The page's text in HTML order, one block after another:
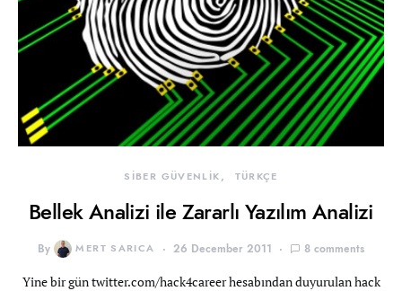
SİBER GÜVENLİK TÜRKÇE
Bellek Analizi ile Zararlı Yazılım Analizi
By MERT SARICA 26 December 2011 8 comments
Yine bir gün twitter.com/hack4career hesabından duyurulan hack